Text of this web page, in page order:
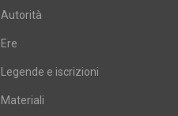
Autorità
Ere
Legende e iscrizioni
Materiali